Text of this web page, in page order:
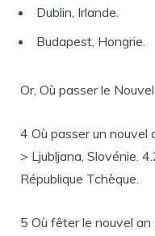
Dublin, Irlande.
Budapest, Hongrie.
Or, Où passer le
4 Où passer un nouvel
> Ljubljana, Slovénie.
République Tchèque.
5 Où fêter le nouvel